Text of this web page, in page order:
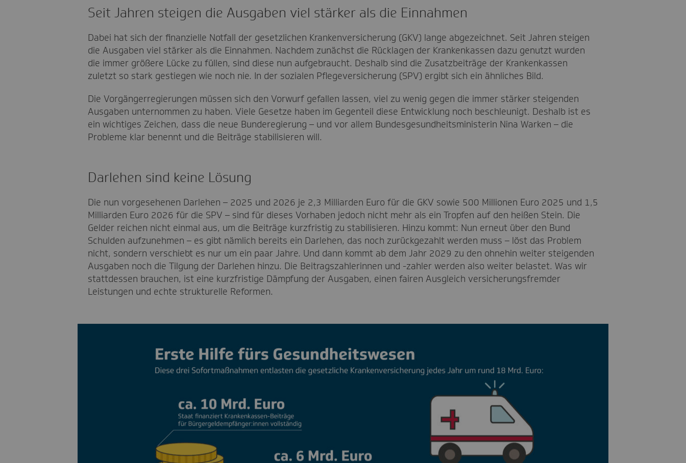
Seit Jahren steigen die Ausgaben viel stärker als die Einnahmen
Dabei hat sich der finanzielle Notfall der gesetzlichen Krankenversicherung (GKV) lange abgezeichnet. Seit Jahren steigen
die Ausgaben viel stärker als die Einnahmen. Nachdem zunächst die Rücklagen der Krankenkassen dazu genutzt wurden
die immer größere Lücke zu füllen, sind diese nun aufgebraucht. Deshalb sind die Zusatzbeiträge der Krankenkassen
zuletzt so stark gestiegen wie noch nie. In der sozialen Pflegeversicherung (SPV) ergibt sich ein ähnliches Bild.
Die Vorgängerregierungen müssen sich den Vorwurf gefallen lassen, viel zu wenig gegen die immer stärker steigenden
Ausgaben unternommen zu haben. Viele Gesetze haben im Gegenteil diese Entwicklung noch beschleunigt. Deshalb ist es
ein wichtiges Zeichen, dass die neue Bunderegierung – und vor allem Bundesgesundheitsministerin Nina Warken – die
Probleme klar benennt und die Beiträge stabilisieren will.
Darlehen sind keine Lösung
Die nun vorgesehenen Darlehen – 2025 und 2026 je 2,3 Milliarden Euro für die GKV sowie 500 Millionen Euro 2025 und 1,5
Milliarden Euro 2026 für die SPV – sind für dieses Vorhaben jedoch nicht mehr als ein Tropfen auf den heißen Stein. Die
Gelder reichen nicht einmal aus, um die Beiträge kurzfristig zu stabilisieren. Hinzu kommt: Nun erneut über den Bund
Schulden aufzunehmen – es gibt nämlich bereits ein Darlehen, das noch zurückgezahlt werden muss – löst das Problem
nicht, sondern verschiebt es nur um ein paar Jahre. Und dann kommt ab dem Jahr 2029 zu den ohnehin weiter steigenden
Ausgaben noch die Tilgung der Darlehen hinzu. Die Beitragszahlerinnen und -zahler werden also weiter belastet. Was wir
stattdessen brauchen, ist eine kurzfristige Dämpfung der Ausgaben, einen fairen Ausgleich versicherungsfremder
Leistungen und echte strukturelle Reformen.